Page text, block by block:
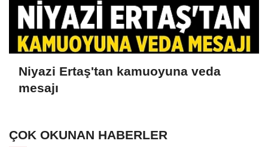
Niyazi Ertaş'tan kamuoyuna veda
mesajı
ÇOK OKUNAN HABERLER